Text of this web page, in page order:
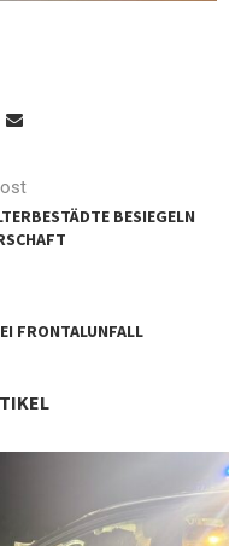
BESIEGELN
FRONTALUNFALL